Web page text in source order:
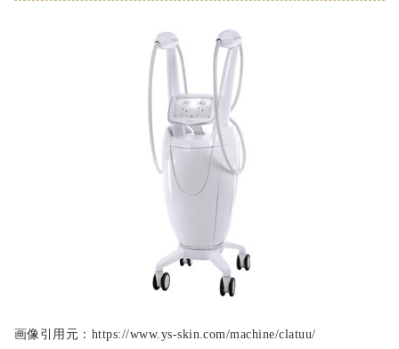
画像引用元：https://www.ys-skin.com/machine/clatuu/